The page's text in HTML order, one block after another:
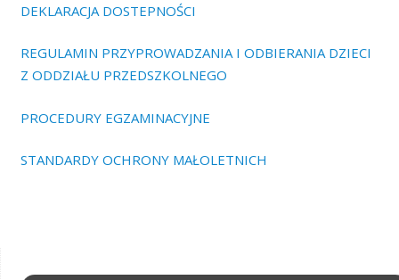
DEKLARACJA DOSTEPNOŚCI
REGULAMIN PRZYPROWADZANIA I ODBIERANIA DZIECI
Z ODDZIAŁU PRZEDSZKOLNEGO
PROCEDURY EGZAMINACYJNE
STANDARDY OCHRONY MAŁOLETNICH